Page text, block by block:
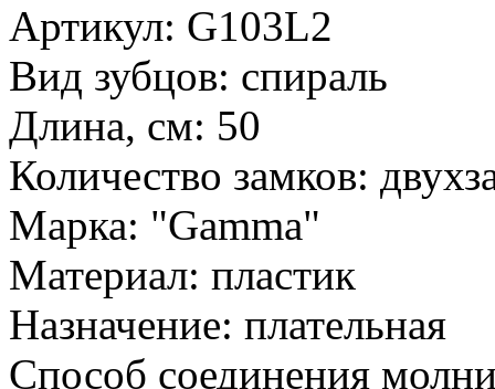
Артикул: G103L2
Вид зубцов: спираль
Длина, см: 50
Количество замков:
Марка: "Gamma"
Материал: пластик
Назначение: плательная
Способ соединения